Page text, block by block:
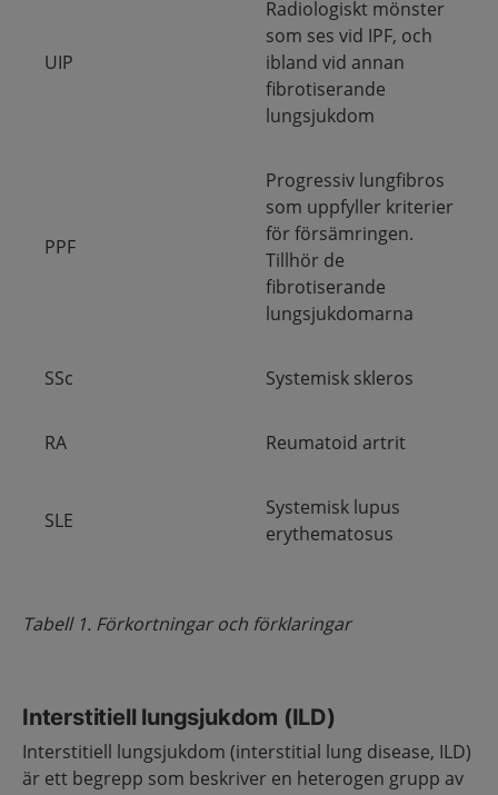
UIP
Radiologiskt mönster
som ses vid IPF, och
ibland vid annan
fibrotiserande
lungsjukdom
PPF
Progressiv lungfibros
som uppfyller kriterier
för försämringen.
Tillhör de
fibrotiserande
lungsjukdomarna
SSc Systemisk skleros
RA Reumatoid artrit
SLE
Systemisk lupus
erythematosus
Tabell 1. Förkortningar och förklaringar
Interstitiell lungsjukdom (ILD)
Interstitiell lungsjukdom (interstitial lung disease, ILD)
är ett begrepp som beskriver en heterogen grupp av